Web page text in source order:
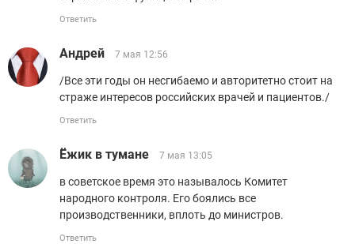
Ответить
Андрей 7 мая 12:56
/Все эти годы он несгибаемо и авторитетно стоит на
страже интересов российских врачей и пациентов./
Ответить
Ёжик в тумане 7 мая 13:05
в советское время это называлось Комитет
народного контроля. Его боялись все
производственники, вплоть до министров.
Ответить